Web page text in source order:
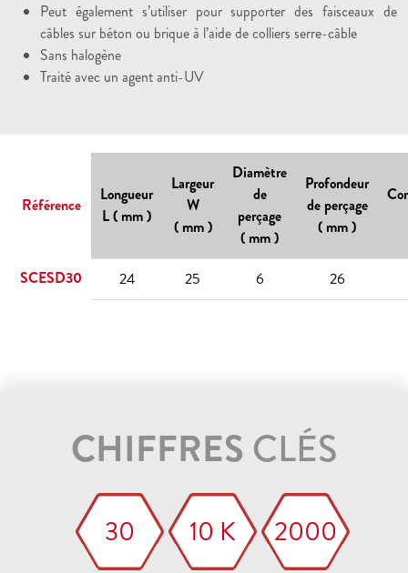
Peut également s’utiliser pour supporter des faisceaux de
câbles sur béton ou brique à l’aide de colliers serre-câble
Sans halogène
Traité avec un agent anti-UV
Référence
Longueur
L ( mm )
Largeur
W
( mm )
Diamètre
de
perçage
( mm )
Profondeur
de perçage
( mm )
SCESD30 24 25 6 26
CHIFFRES CLÉS
30 10 K 2000